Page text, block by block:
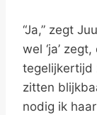
“Ja,” zegt
wel ‘ja’
tegelijkertijd
zitten
nodig ik